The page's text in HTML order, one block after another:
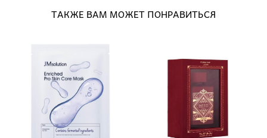
ТАКЖЕ ВАМ МОЖЕТ ПОНРАВИТЬСЯ